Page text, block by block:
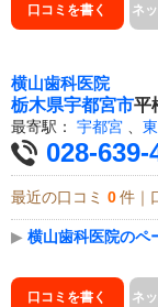
口コミを書く ネ
横山歯科医院
栃木県宇都宮市平
最寄駅： 宇都宮
028-639-
最近の口コミ 0 件｜
▶ 横山歯科医院のペ
口コミを書く ネ